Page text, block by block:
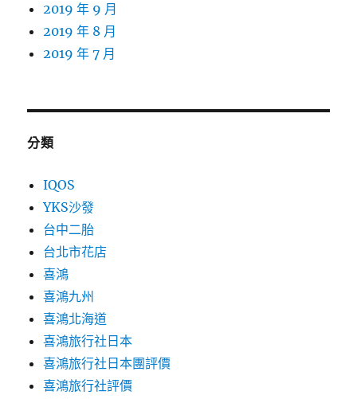
2019 年 9 月
2019 年 8 月
2019 年 7 月
分類
IQOS
YKS沙發
台中二胎
台北市花店
喜鴻
喜鴻九州
喜鴻北海道
喜鴻旅行社日本
喜鴻旅行社日本團評價
喜鴻旅行社評價